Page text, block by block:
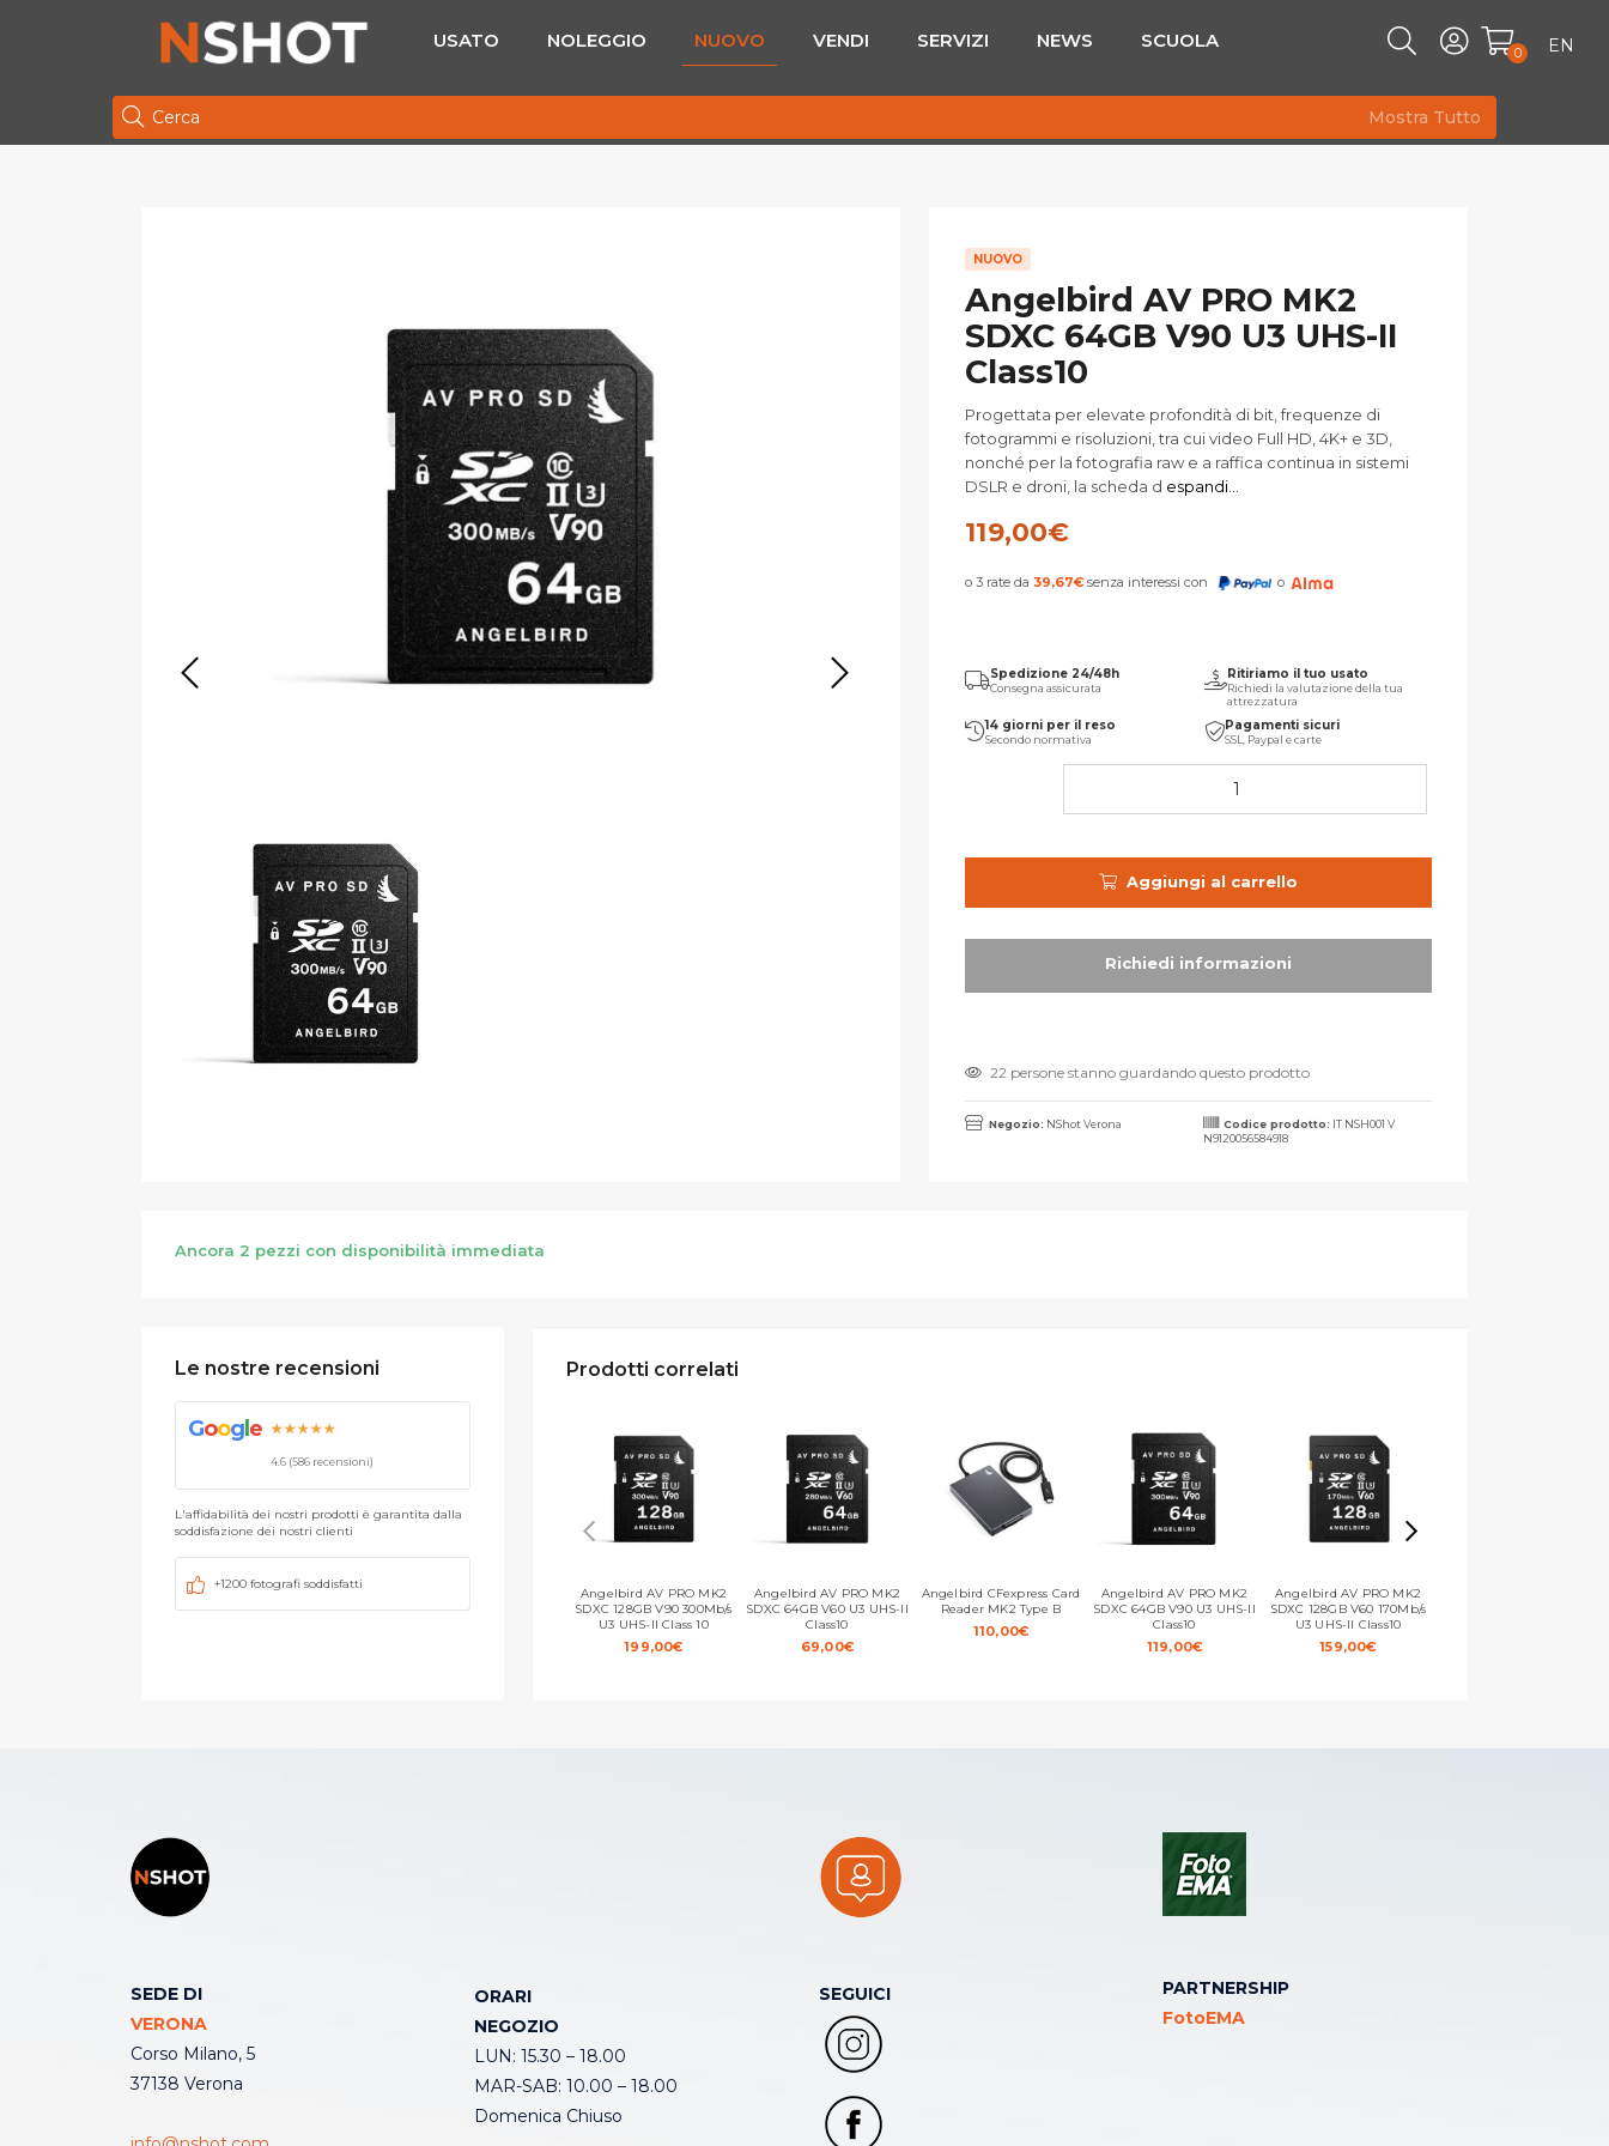
USATO NOLEGGIO NUOVO VENDI SERVIZI NEWS SCUOLA
0 EN
Mostra Tutto
NUOVO
Angelbird AV PRO MK2
SDXC 64GB V90 U3 UHS-II
Class10
Progettata per elevate profondità di bit, frequenze di
fotogrammi e risoluzioni, tra cui video Full HD, 4K+ e 3D,
nonché per la fotografia raw e a raffica continua in sistemi
DSLR e droni, la scheda d espandi...
119,00€
o 3 rate da 39,67€ senza interessi con o
Spedizione 24/48h
Consegna assicurata
Ritiriamo il tuo usato
Richiedi la valutazione della tua
attrezzatura
14 giorni per il reso
Secondo normativa
Pagamenti sicuri
SSL, Paypal e carte
Aggiungi al carrello
22 persone stanno guardando questo prodotto
Negozio: NShot Verona Codice prodotto: IT NSH001 V
N9120056584918
Ancora 2 pezzi con disponibilità immediata
Le nostre recensioni
Googl e ★★★★★
4.6 (586 recensioni)
L'affidabilità dei nostri prodotti è garantita dalla
soddisfazione dei nostri clienti
+1200 fotografi soddisfatti
Prodotti correlati
Angelbird AV PRO MK2
SDXC 128GB V90 300Mb/s
U3 UHS-II Class 10
199,00€
Angelbird AV PRO MK2
SDXC 64GB V60 U3 UHS-II
Class10
69,00€
Angelbird CFexpress Card
Reader MK2 Type B
110,00€
Angelbird AV PRO MK2
SDXC 64GB V90 U3 UHS-II
Class10
119,00€
Angelbird AV PRO MK2
SDXC 128GB V60 170Mb/s
U3 UHS-II Class10
159,00€
SEDE DI
VERONA
Corso Milano, 5
37138 Verona
ORARI
NEGOZIO
LUN: 15.30 – 18.00
MAR-SAB: 10.00 – 18.00
Domenica Chiuso
SEGUICI
PARTNERSHIP
FotoEMA